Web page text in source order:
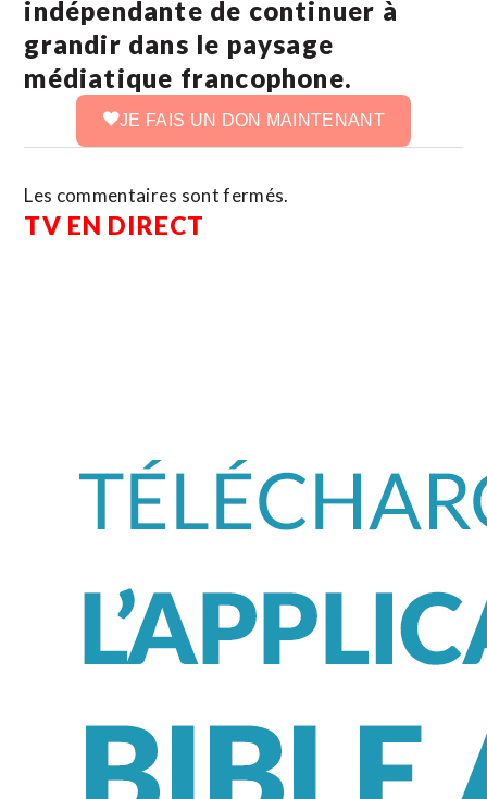
indépendante de continuer à
grandir dans le paysage
médiatique francophone.
JE FAIS UN DON MAINTENANT
Les commentaires sont fermés.
TV EN DIRECT